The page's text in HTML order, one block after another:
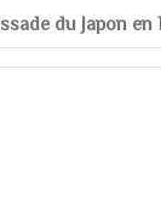
du Japon